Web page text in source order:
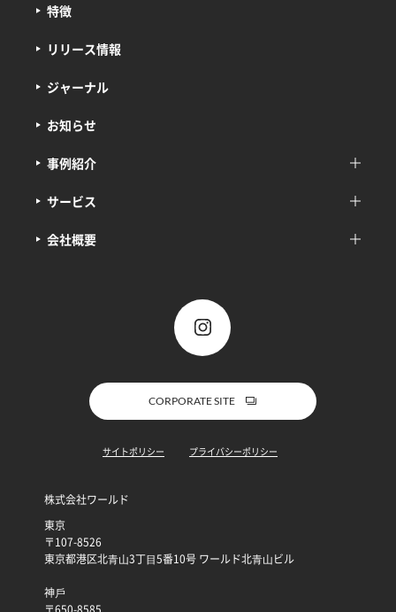
特徴
サービス
事例紹介
会社概要
リリース情報
ジャーナル
お知らせ
CORPORATE SITE
サイトポリシー プライバシーポリシー
株式会社ワールド
東京
〒107-8526
東京都港区北⻘⼭3丁⽬5番10号 ワールド北⻘⼭ビル
神⼾